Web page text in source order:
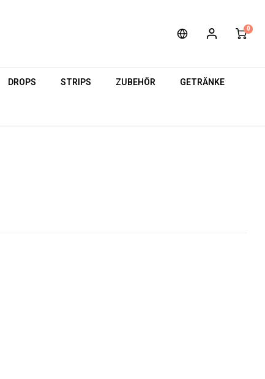
0
DROPS STRIPS ZUBEHÖR GETRÄNKE